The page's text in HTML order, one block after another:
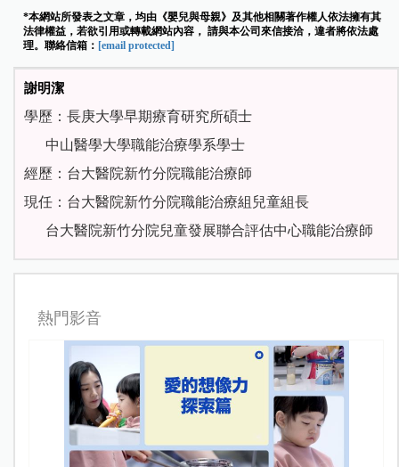
*本網站所發表之文章，均由《嬰兒與母親》及其他相關著作權人依法擁有其
法律權益，若欲引用或轉載網站內容， 請與本公司來信接洽，違者將依法處
理。聯絡信箱： [email protected]
謝明潔
學歷：長庚大學早期療育研究所碩士
中山醫學大學職能治療學系學士
經歷：台大醫院新竹分院職能治療師
現任：台大醫院新竹分院職能治療組兒童組長
台大醫院新竹分院兒童發展聯合評估中心職能治療師
熱門影音